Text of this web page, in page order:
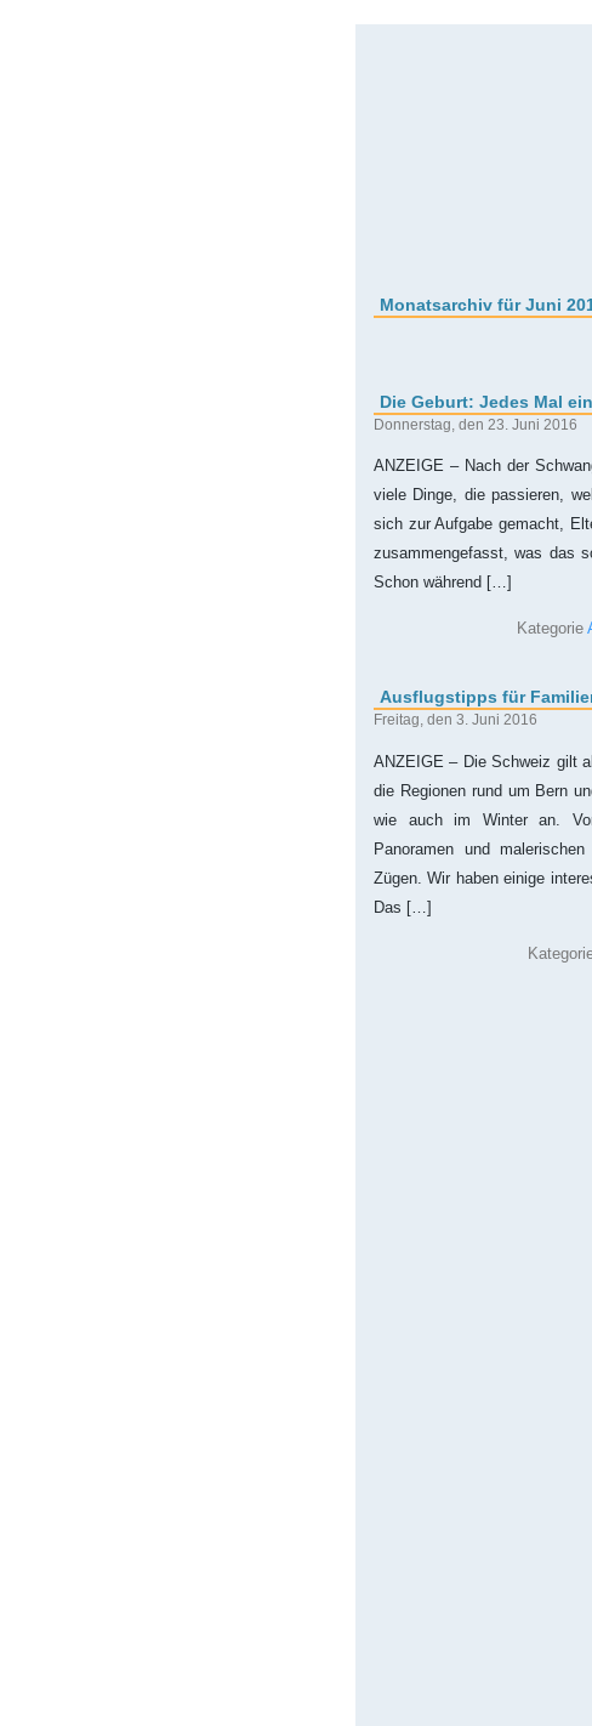
Monatsarchiv für Juni
Die Geburt: Jedes Mal
Donnerstag, den 23. Juni 2016
ANZEIGE – Nach der
viele Dinge, die passieren,
sich zur Aufgabe gemacht,
zusammengefasst, was das
Schon während […]
Kategorie
Ausflugstipps für
Freitag, den 3. Juni 2016
ANZEIGE – Die Schweiz gilt
die Regionen rund um Bern
wie auch im Winter an.
Panoramen und
Zügen. Wir haben einige
Das […]